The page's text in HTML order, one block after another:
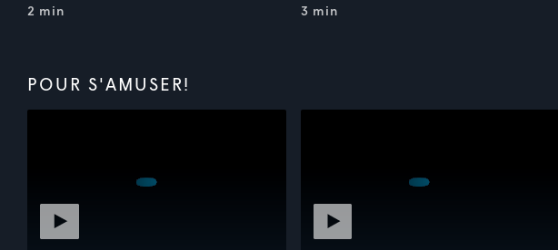
2 min 3 min
POUR S'AMUSER!